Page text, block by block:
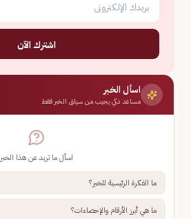
اشترك الآن
اسأل الخبر
مساعد ذكي يجيب من سياق الخبر فقط
اسأل ما تريد عن هذا الخبر
ما الفكرة الرئيسية للخبر؟
ما هي أبرز الأرقام والإحصاءات؟